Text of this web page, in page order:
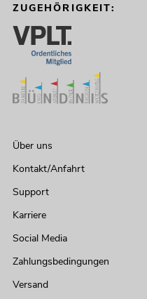
ZUGEHÖRIGKEIT:
Über uns
Kontakt/Anfahrt
Support
Karriere
Social Media
Zahlungsbedingungen
Versand